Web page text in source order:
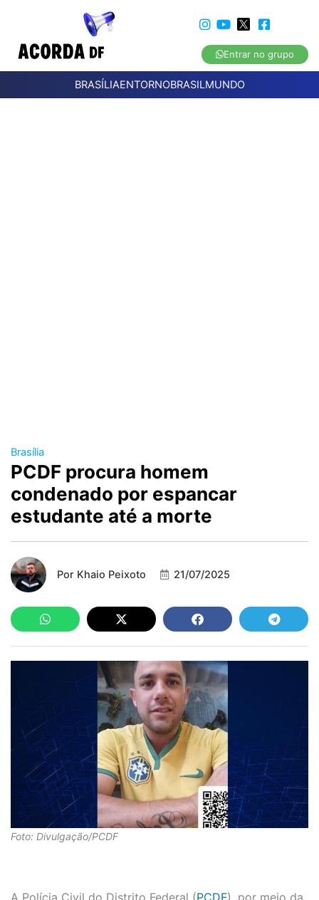
Entrar no grupo
BRASÍLIAENTORNOBRASILMUNDO
Brasília
PCDF procura homem
condenado por espancar
estudante até a morte
Por Khaio Peixoto 21/07/2025
Foto: Divulgação/PCDF